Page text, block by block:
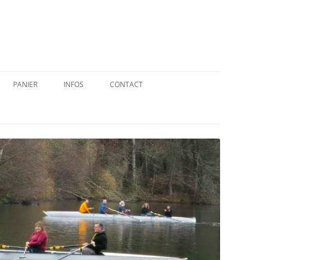
PANIER INFOS
RÉGLEMENT INTÉRIEUR
RÉGLEMENT DE LA FFA
MENTIONS LÉGALES
PARTENAIRES
CONTACT